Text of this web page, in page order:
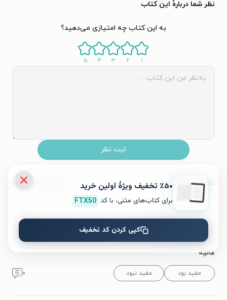
نظر شما دربارهٔ این کتاب
به این کتاب چه امتیازی می‌دهید؟
۱ ۲ ۳ ۴ ۵
ثبت نظر
نظرات کاربران محبوب‌ترین
کاربر 7797463
توصیه می‌کنم.
۱۴۰۲/۱۰/۲۰
عالیه
مفید بود مفید نبود ۰
٪۵۰ تخفیف ویژۀ اولین خرید
برای کتاب‌های متنی، با کد FTX50
کپی کردن کد تخفیف